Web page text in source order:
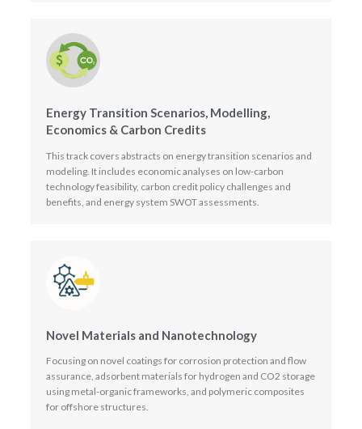
Energy Transition Scenarios, Modelling,
Economics & Carbon Credits
This track covers abstracts on energy transition scenarios and
modeling. It includes economic analyses on low-carbon
technology feasibility, carbon credit policy challenges and
benefits, and energy system SWOT assessments.
Novel Materials and Nanotechnology
Focusing on novel coatings for corrosion protection and flow
assurance, adsorbent materials for hydrogen and CO2 storage
using metal-organic frameworks, and polymeric composites
for offshore structures.